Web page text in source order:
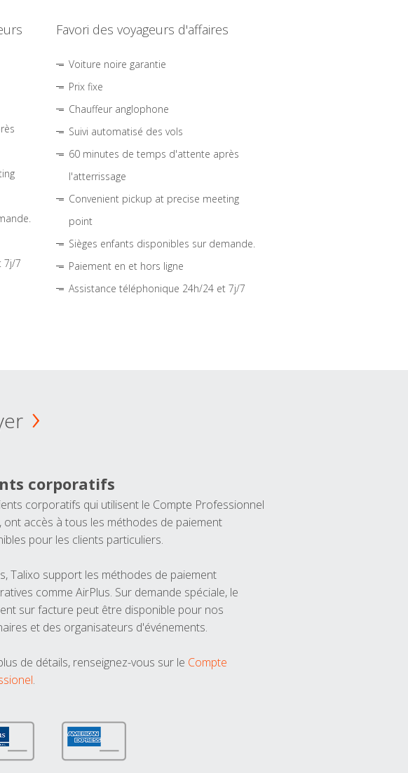
7j/7
Favori des voyageurs d'affaires
Voiture noire garantie
Prix fixe
Chauffeur anglophone
Suivi automatisé des vols
60 minutes de temps d'attente après
l'atterrissage
Convenient pickup at precise meeting
point
Sièges enfants disponibles sur demande.
Paiement en et hors ligne
Assistance téléphonique 24h/24 et 7j/7
corporatifs
corporatifs qui utilisent le Compte Professionnel
ont accès à tous les méthodes de paiement
pour les clients particuliers.
Talixo support les méthodes de paiement
comme AirPlus. Sur demande spéciale, le
sur facture peut être disponible pour nos
et des organisateurs d'événements.
de détails, renseignez-vous sur le Compte
.